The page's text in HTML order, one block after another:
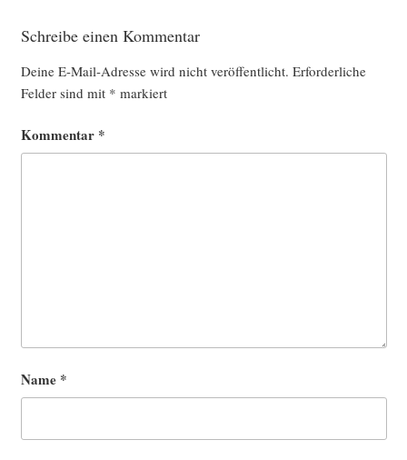
Schreibe einen Kommentar
Deine E-Mail-Adresse wird nicht veröffentlicht. Erforderliche
Felder sind mit * markiert
Kommentar *
Name *